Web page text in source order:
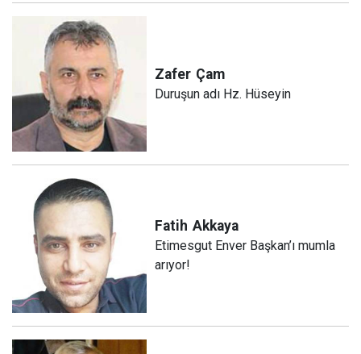
Zafer Çam
Duruşun adı Hz. Hüseyin
Fatih Akkaya
Etimesgut Enver Başkan’ı mumla
arıyor!